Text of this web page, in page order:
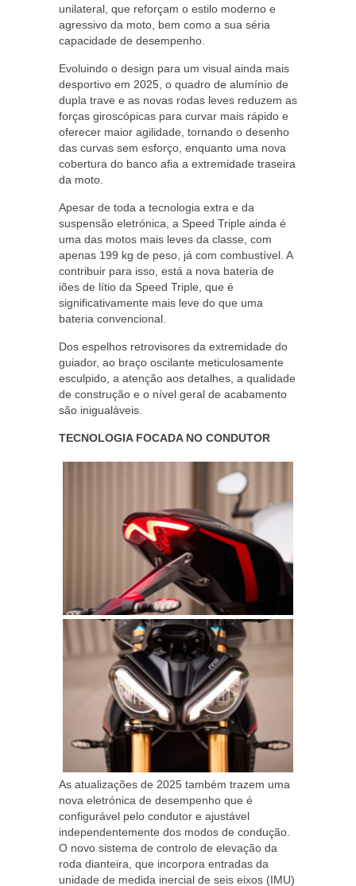
unilateral, que reforçam o estilo moderno e
agressivo da moto, bem como a sua séria
capacidade de desempenho.
Evoluindo o design para um visual ainda mais
desportivo em 2025, o quadro de alumínio de
dupla trave e as novas rodas leves reduzem as
forças giroscópicas para curvar mais rápido e
oferecer maior agilidade, tornando o desenho
das curvas sem esforço, enquanto uma nova
cobertura do banco afia a extremidade traseira
da moto.
Apesar de toda a tecnologia extra e da
suspensão eletrónica, a Speed Triple ainda é
uma das motos mais leves da classe, com
apenas 199 kg de peso, já com combustível. A
contribuir para isso, está a nova bateria de
iões de lítio da Speed Triple, que é
significativamente mais leve do que uma
bateria convencional.
Dos espelhos retrovisores da extremidade do
guiador, ao braço oscilante meticulosamente
esculpido, a atenção aos detalhes, a qualidade
de construção e o nível geral de acabamento
são inigualáveis.
TECNOLOGIA FOCADA NO CONDUTOR
As atualizações de 2025 também trazem uma
nova eletrónica de desempenho que é
configurável pelo condutor e ajustável
independentemente dos modos de condução.
O novo sistema de controlo de elevação da
roda dianteira, que incorpora entradas da
unidade de medida inercial de seis eixos (IMU)